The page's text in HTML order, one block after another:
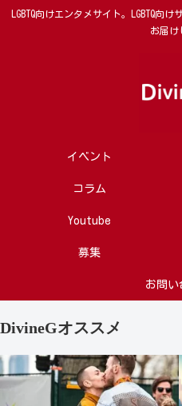
LGBTQ向けエンタメサイト。LGBTQ向
お届け
イベント
コラム
Youtube
募集
お問い
DivineGオススメ